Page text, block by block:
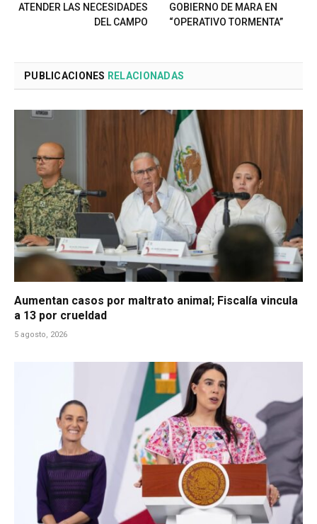
ATENDER LAS NECESIDADES
DEL CAMPO
GOBIERNO DE MARA EN
“OPERATIVO TORMENTA”
PUBLICACIONES RELACIONADAS
Aumentan casos por maltrato animal; Fiscalía vincula
a 13 por crueldad
5 agosto, 2026